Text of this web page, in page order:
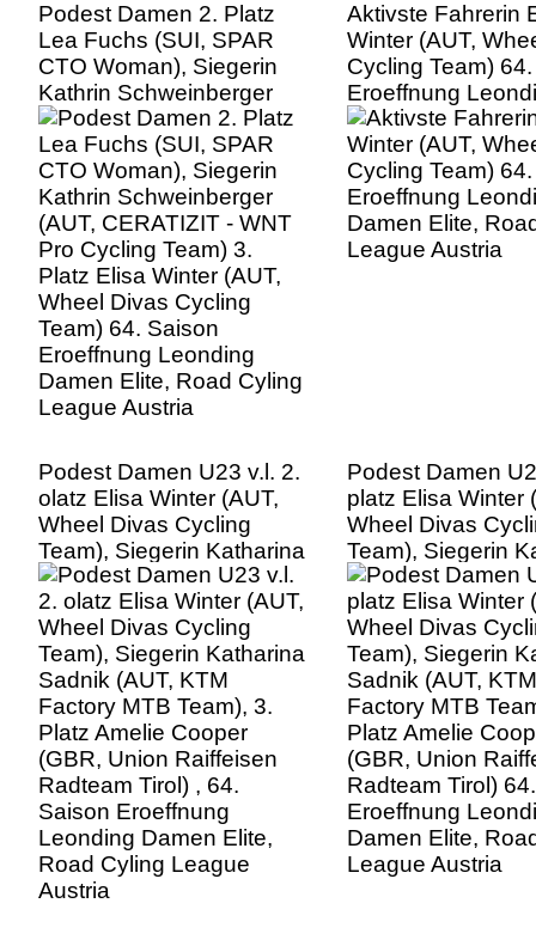
Podest Damen 2. Platz
Lea Fuchs (SUI, SPAR
CTO Woman), Siegerin
Kathrin Schweinberger
(AUT, CERATIZIT - WNT
Pro Cycling Team) 3.
Platz Elisa Winter (AUT,
Wheel Divas Cycling
Team) 64. Saison
Eroeffnung Leonding
Damen Elite, Road Cyling
League Austria
Aktivste Fahrerin
Winter (AUT,
Cycling Team)
Eroeffnung
Damen Elite,
League Austria
Podest Damen U23 v.l. 2.
olatz Elisa Winter (AUT,
Wheel Divas Cycling
Team), Siegerin Katharina
Sadnik (AUT, KTM
Factory MTB Team), 3.
Platz Amelie Cooper
(GBR, Union Raiffeisen
Radteam Tirol) , 64.
Saison Eroeffnung
Leonding Damen Elite,
Road Cyling League
Austria
Podest Damen
platz Elisa Winter
Wheel Divas
Team), Siegerin
Sadnik (AUT, KTM
Factory MTB
Platz Amelie
(GBR, Union
Radteam Tirol)
Eroeffnung
Damen Elite,
League Austria